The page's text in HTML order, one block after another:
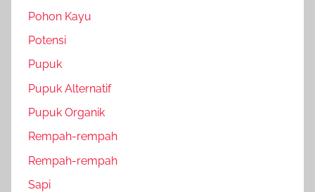
Pohon Kayu
Potensi
Pupuk
Pupuk Alternatif
Pupuk Organik
Rempah-rempah
Rempah-rempah
Sapi